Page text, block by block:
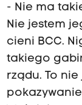
- Nie ma
Nie jestem
cieni BCC.
takiego
rządu. To